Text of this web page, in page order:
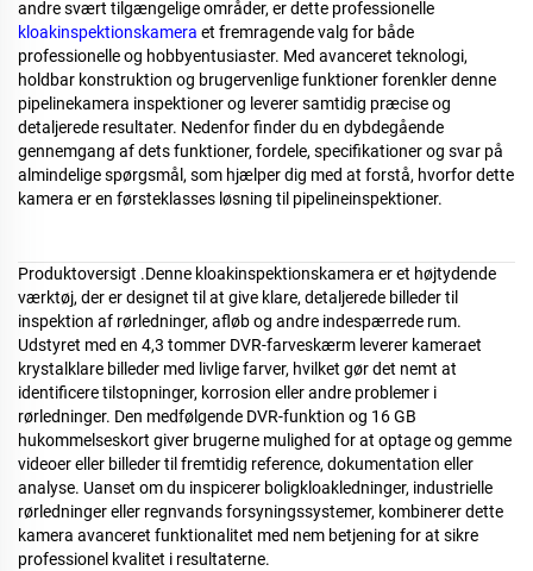
andre svært tilgængelige områder, er dette professionelle
kloakinspektionskamera et fremragende valg for både
professionelle og hobbyentusiaster. Med avanceret teknologi,
holdbar konstruktion og brugervenlige funktioner forenkler denne
pipelinekamera inspektioner og leverer samtidig præcise og
detaljerede resultater. Nedenfor finder du en dybdegående
gennemgang af dets funktioner, fordele, specifikationer og svar på
almindelige spørgsmål, som hjælper dig med at forstå, hvorfor dette
kamera er en førsteklasses løsning til pipelineinspektioner.
Produktoversigt .Denne kloakinspektionskamera er et højtydende
værktøj, der er designet til at give klare, detaljerede billeder til
inspektion af rørledninger, afløb og andre indespærrede rum.
Udstyret med en 4,3 tommer DVR-farveskærm leverer kameraet
krystalklare billeder med livlige farver, hvilket gør det nemt at
identificere tilstopninger, korrosion eller andre problemer i
rørledninger. Den medfølgende DVR-funktion og 16 GB
hukommelseskort giver brugerne mulighed for at optage og gemme
videoer eller billeder til fremtidig reference, dokumentation eller
analyse. Uanset om du inspicerer boligkloakledninger, industrielle
rørledninger eller regnvandsforsyningssystemer, kombinerer dette
kamera avanceret funktionalitet med nem betjening for at sikre
professionel kvalitet i resultaterne.